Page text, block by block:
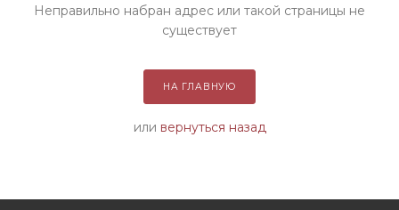
Неправильно набран адрес или такой страницы не
существует
НА ГЛАВНУЮ
или вернуться назад